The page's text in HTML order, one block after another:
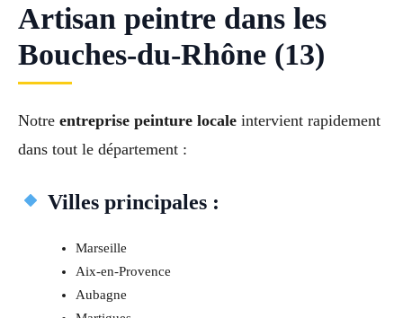
Artisan peintre dans les
Bouches-du-Rhône (13)
Notre entreprise peinture locale intervient rapidement
dans tout le département :
Villes principales :
Marseille
Aix-en-Provence
Aubagne